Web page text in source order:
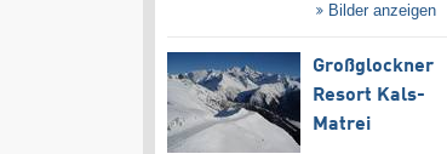
Bilder anzeigen
Großglockner
Resort Kals-
Matrei